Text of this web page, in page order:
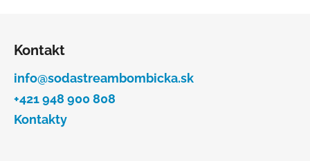
Kontakt
info@sodastreambombicka.sk
+421 948 900 808
Kontakty